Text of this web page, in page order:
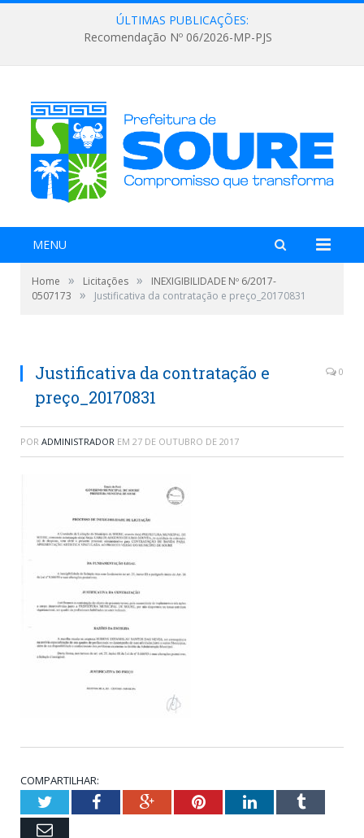
ÚLTIMAS PUBLICAÇÕES:
Recomendação Nº 06/2026-MP-PJS
MENU
Home » Licitações »
INEXIGIBILIDADE Nº 6/2017-
0507173
» Justificativa da contratação e preço_20170831
Justificativa da contratação e
preço_20170831
0
POR ADMINISTRADOR EM 27 DE OUTUBRO DE 2017
COMPARTILHAR:
TwitterFacebookGoogle+PinterestLinkedInTumblr
Email